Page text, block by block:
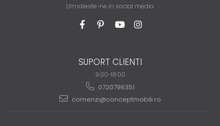
Urmareste-ne in social media
SUPORT CLIENTI
9:00-18:00
0720796351
comenzi@conceptmobili.ro